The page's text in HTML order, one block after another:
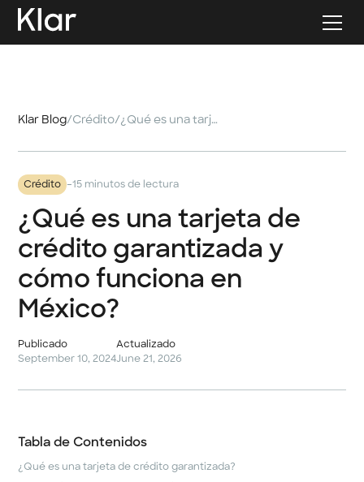
Klar Blog/Crédito/ ¿Qué es una tarjeta de crédito garantizada y cómo funciona en México?
Crédito -15 minutos de lectura
¿Qué es una tarjeta de
crédito garantizada y
cómo funciona en
México?
Publicado
September 10, 2024
Actualizado
June 21, 2026
Tabla de Contenidos
¿Qué es una tarjeta de crédito garantizada?